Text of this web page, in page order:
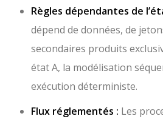
Règles dépendantes de
dépend de données, de
secondaires produits
état A, la modélisation
exécution déterministe.
Flux réglementés : Les